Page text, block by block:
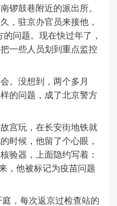
锣鼓巷附近的派出所。
，驻京办官员来接他，
问题。现在快过年了，
一些人员划到重点监控
。没想到，两个多月
的问题，成了北京警方
宫玩，在长安街地铁就
时候，他留了个心眼，
验器，上面隐约写着：
，他被标记为疫苗问题
，每次返京过检查站的